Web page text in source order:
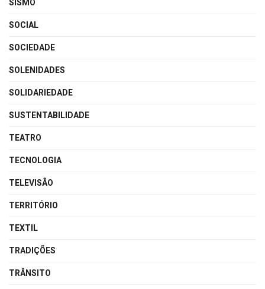
SISMO
SOCIAL
SOCIEDADE
SOLENIDADES
SOLIDARIEDADE
SUSTENTABILIDADE
TEATRO
TECNOLOGIA
TELEVISÃO
TERRITÓRIO
TEXTIL
TRADIÇÕES
TRÂNSITO